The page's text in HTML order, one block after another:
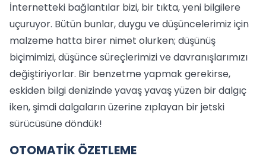
İnternetteki bağlantılar bizi, bir tıkta, yeni bilgilere
uçuruyor. Bütün bunlar, duygu ve düşüncelerimiz için
malzeme hatta birer nimet olurken; düşünüş
biçimimizi, düşünce süreçlerimizi ve davranışlarımızı
değiştiriyorlar. Bir benzetme yapmak gerekirse,
eskiden bilgi denizinde yavaş yavaş yüzen bir dalgıç
iken, şimdi dalgaların üzerine zıplayan bir jetski
sürücüsüne döndük!
OTOMATİK ÖZETLEME